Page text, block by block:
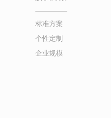
标准方案
个性定制
企业规模